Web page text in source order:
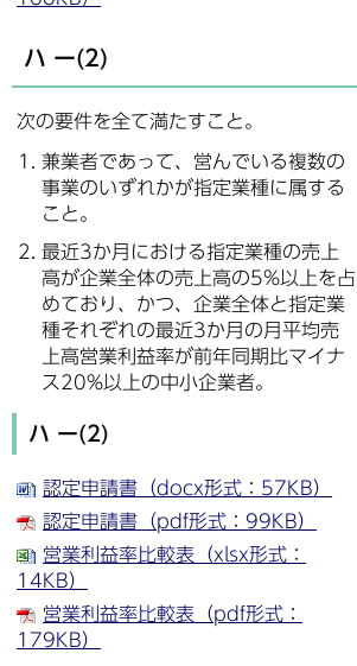
ハ ー(2)
次の要件を全て満たすこと。
兼業者であって、営んでいる複数の
事業のいずれかが指定業種に属する
こと。
最近3か月における指定業種の売上
高が企業全体の売上高の5%以上を占
めており、かつ、企業全体と指定業
種それぞれの最近3か月の月平均売
上高営業利益率が前年同期比マイナ
ス20%以上の中小企業者。
ハ ー(2)
認定申請書（docx形式：57KB）
認定申請書（pdf形式：99KB）
営業利益率比較表（xlsx形式：
14KB）
営業利益率比較表（pdf形式：
179KB）